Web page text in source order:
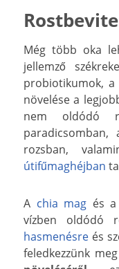
Még több oka
jellemző
probiotikumok,
növelése a
nem oldódó
rozsban,
útifűmaghéjban
A chia mag és
vízben oldódó
hasmenésre és
feledkezzünk